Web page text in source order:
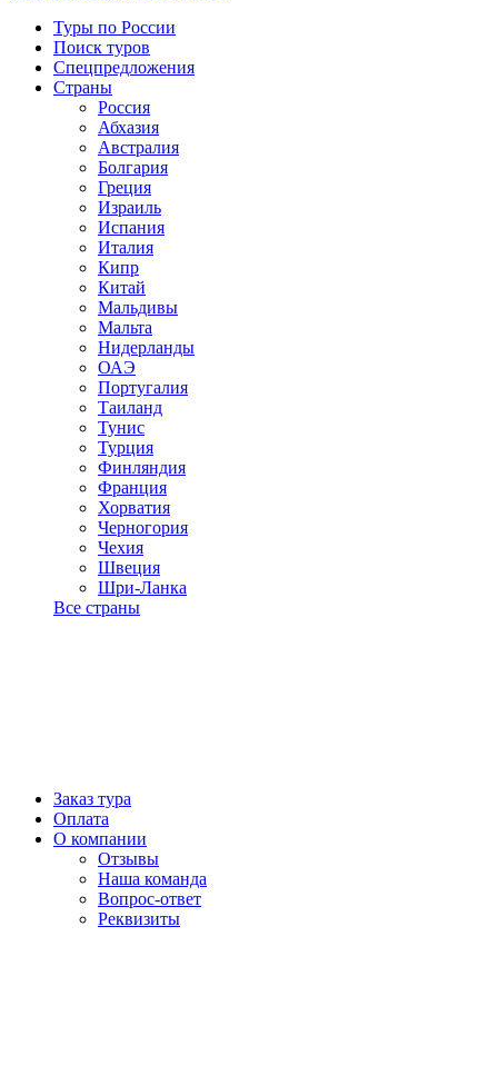
Туры по России
Поиск туров
Спецпредложения
Страны
Россия
Абхазия
Австралия
Болгария
Греция
Израиль
Испания
Италия
Кипр
Китай
Мальдивы
Мальта
Нидерланды
ОАЭ
Португалия
Таиланд
Тунис
Турция
Финляндия
Франция
Хорватия
Черногория
Чехия
Швеция
Шри-Ланка
Все страны
Заказ тура
Оплата
О компании
Отзывы
Наша команда
Вопрос-ответ
Реквизиты